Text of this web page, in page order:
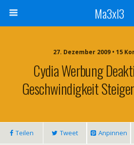
Ma3xl3
27. Dezember 2009 • 15
Cydia Werbung
Geschwindigkeit
Teilen Tweet Anpinnen